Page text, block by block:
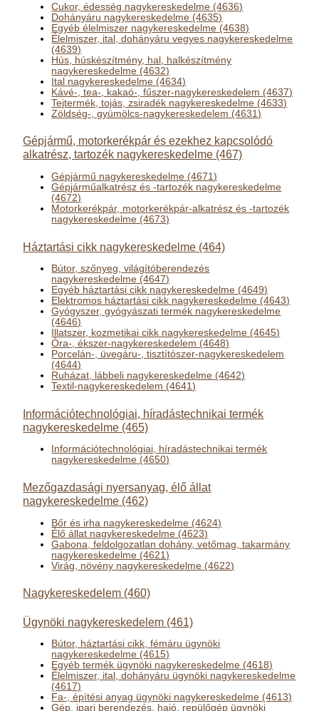
Cukor, édesség nagykereskedelme (4636)
Dohányáru nagykereskedelme (4635)
Egyéb élelmiszer nagykereskedelme (4638)
Élelmiszer, ital, dohányáru vegyes nagykereskedelme
(4639)
Hús, húskészítmény, hal, halkészítmény
nagykereskedelme (4632)
Ital nagykereskedelme (4634)
Kávé-, tea-, kakaó-, fűszer-nagykereskedelem (4637)
Tejtermék, tojás, zsiradék nagykereskedelme (4633)
Zöldség-, gyümölcs-nagykereskedelem (4631)
Gépjármű, motorkerékpár és ezekhez kapcsolódó
alkatrész, tartozék nagykereskedelme (467)
Gépjármű nagykereskedelme (4671)
Gépjárműalkatrész és -tartozék nagykereskedelme
(4672)
Motorkerékpár, motorkerékpár-alkatrész és -tartozék
nagykereskedelme (4673)
Háztartási cikk nagykereskedelme (464)
Bútor, szőnyeg, világítóberendezés
nagykereskedelme (4647)
Egyéb háztartási cikk nagykereskedelme (4649)
Elektromos háztartási cikk nagykereskedelme (4643)
Gyógyszer, gyógyászati termék nagykereskedelme
(4646)
Illatszer, kozmetikai cikk nagykereskedelme (4645)
Óra-, ékszer-nagykereskedelem (4648)
Porcelán-, üvegáru-, tisztítószer-nagykereskedelem
(4644)
Ruházat, lábbeli nagykereskedelme (4642)
Textil-nagykereskedelem (4641)
Információtechnológiai, híradástechnikai termék
nagykereskedelme (465)
Információtechnológiai, híradástechnikai termék
nagykereskedelme (4650)
Mezőgazdasági nyersanyag, élő állat
nagykereskedelme (462)
Bőr és irha nagykereskedelme (4624)
Élő állat nagykereskedelme (4623)
Gabona, feldolgozatlan dohány, vetőmag, takarmány
nagykereskedelme (4621)
Virág, növény nagykereskedelme (4622)
Nagykereskedelem (460)
Ügynöki nagykereskedelem (461)
Bútor, háztartási cikk, fémáru ügynöki
nagykereskedelme (4615)
Egyéb termék ügynöki nagykereskedelme (4618)
Élelmiszer, ital, dohányáru ügynöki nagykereskedelme
(4617)
Fa-, építési anyag ügynöki nagykereskedelme (4613)
Gép, ipari berendezés, hajó, repülőgép ügynöki